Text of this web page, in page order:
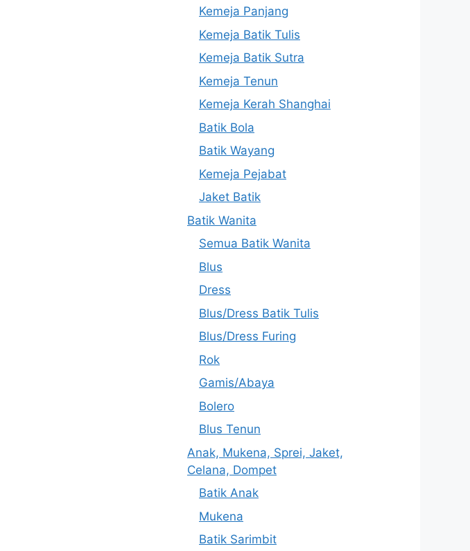
Kemeja Panjang
Kemeja Batik Tulis
Kemeja Batik Sutra
Kemeja Tenun
Kemeja Kerah Shanghai
Batik Bola
Batik Wayang
Kemeja Pejabat
Jaket Batik
Batik Wanita
Semua Batik Wanita
Blus
Dress
Blus/Dress Batik Tulis
Blus/Dress Furing
Rok
Gamis/Abaya
Bolero
Blus Tenun
Anak, Mukena, Sprei, Jaket,
Celana, Dompet
Batik Anak
Mukena
Batik Sarimbit